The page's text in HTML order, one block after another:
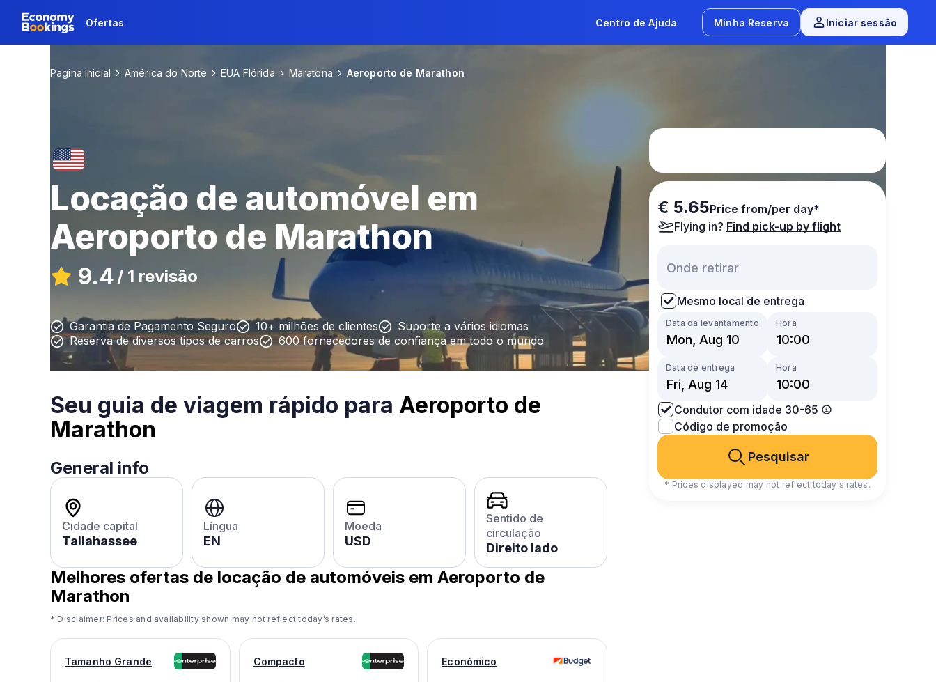
Ofertas Centro de Ajuda Minha Reserva Iniciar sessão
Pagina inicial América do Norte EUA Flórida Maratona Aeroporto de Marathon
Locação de automóvel em
Aeroporto de Marathon
9.4 / 1 revisão
Garantia de Pagamento Seguro 10+ milhões de clientes
Suporte a vários idiomas
Reserva de diversos tipos de carros
600 fornecedores de confiança em todo o mundo
€ 5.65Price from/per day*
Flying in? Find pick-up by flight
Mesmo local de entrega
Data da levantamento Hora
Data de entrega Hora
Condutor com idade 30-65
Código de promoção
Pesquisar
* Prices displayed may not reflect today's rates.
Seu guia de viagem rápido para Aeroporto de
Marathon
General info
Cidade capital
Tallahassee
Língua
EN
Moeda
USD
Sentido de
circulação
Direito lado
Melhores ofertas de locação de automóveis em Aeroporto de
Marathon
* Disclaimer: Prices and availability shown may not reflect today’s rates.
Tamanho Grande Compacto Económico